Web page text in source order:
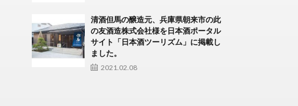
清酒但馬の醸造元、兵庫県朝来市の此
の友酒造株式会社様を日本酒ポータル
サイト「日本酒ツーリズム」に掲載し
ました。
2021.02.08